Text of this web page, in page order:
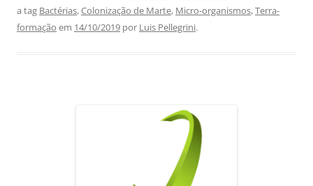
e s e gr l e
a tag Bactérias,Colonização de Marte, Micro-organismos,Terra-
formação em 14/10/2019 por Luis Pellegrini.